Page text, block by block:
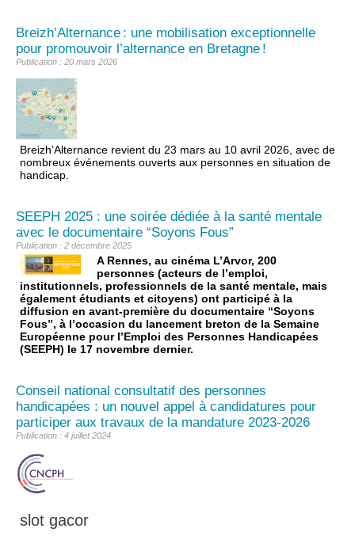
Breizh’Alternance : une mobilisation exceptionnelle
pour promouvoir l’alternance en Bretagne !
Publication : 20 mars 2026
Breizh’Alternance revient du 23 mars au 10 avril 2026, avec de
nombreux événements ouverts aux personnes en situation de
handicap.
SEEPH 2025 : une soirée dédiée à la santé mentale
avec le documentaire “Soyons Fous”
Publication : 2 décembre 2025
A Rennes, au cinéma L’Arvor, 200
personnes (acteurs de l’emploi,
institutionnels, professionnels de la santé mentale, mais
également étudiants et citoyens) ont participé à la
diffusion en avant-première du documentaire “Soyons
Fous”, à l’occasion du lancement breton de la Semaine
Européenne pour l’Emploi des Personnes Handicapées
(SEEPH) le 17 novembre dernier.
Conseil national consultatif des personnes
handicapées : un nouvel appel à candidatures pour
participer aux travaux de la mandature 2023-2026
Publication : 4 juillet 2024
slot gacor